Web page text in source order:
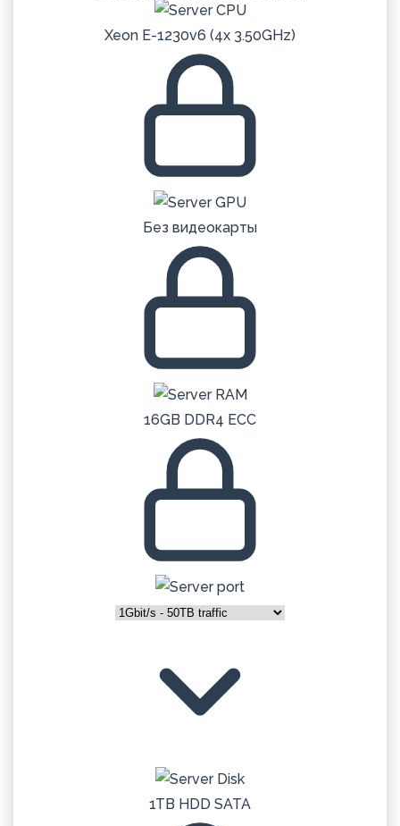
Xeon E-1230v6 (4x 3.50GHz)
Без видеокарты
16GB DDR4 ECC
1TB HDD SATA